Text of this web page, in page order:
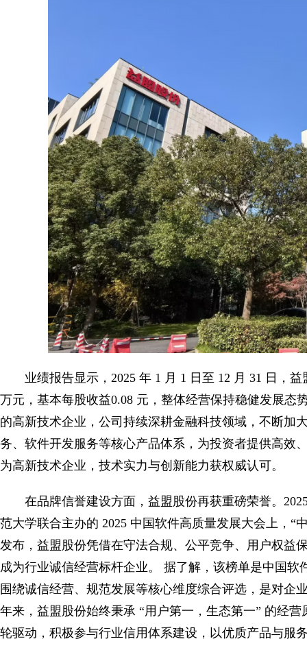
业绩报告显示，2025 年 1 月 1 日至 12 月 31 日，
万元，基本每股收益0.08 元，整体经营保持稳健发展态
的高新技术企业，公司持续深耕金融科技领域，不断加
务、软件开发服务等核心产品体系，为投资者提供高效
为高新技术企业，技术实力与创新能力获权威认可。
在品牌信誉建设方面，益盟股份再获重磅荣誉。
范大学联合主办的 2025 中国软件高质量发展大会上，“
发布，益盟股份凭借在守法合规、公平竞争、用户权益
成为行业诚信经营标杆企业。 据了解，该榜单是中国
围绕诚信经营、规范发展等核心维度综合评选，是对企
年来，益盟股份始终秉承 “用户第一，生态第一” 的经
轮驱动，积极参与行业信用体系建设，以优质产品与服